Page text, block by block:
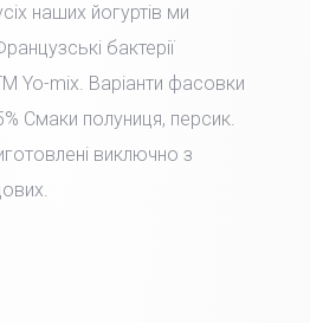
наших йогуртів ми
бактерії
Yo-mix. Варіанти фасовки
Смаки полуниця, персик.
виключно з